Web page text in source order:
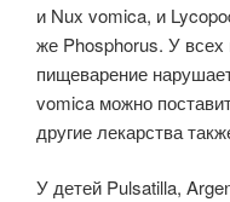
и Nux vomica, и
же Phosphorus. У всех
пищеварение
vomica можно
другие лекарства
У детей Pulsatilla,